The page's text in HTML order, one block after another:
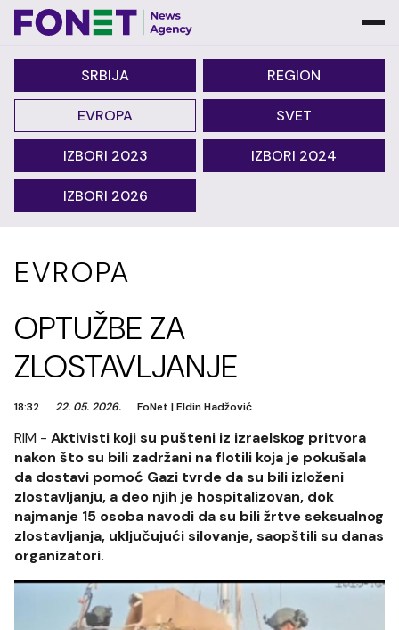
SRBIJA REGION
EVROPA SVET
IZBORI 2023 IZBORI 2024
IZBORI 2026
EVROPA
OPTUŽBE ZA
ZLOSTAVLJANJE
18:32 22. 05. 2026. FoNet |Eldin Hadžović
RIM - Aktivisti koji su pušteni iz izraelskog pritvora
nakon što su bili zadržani na flotili koja je pokušala
da dostavi pomoć Gazi tvrde da su bili izloženi
zlostavljanju, a deo njih je hospitalizovan, dok
najmanje 15 osoba navodi da su bili žrtve seksualnog
zlostavljanja, uključujući silovanje, saopštili su danas
organizatori.